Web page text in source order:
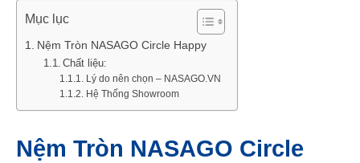
Mục lục
Nệm Tròn NASAGO Circle Happy
Chất liệu:
Lý do nên chọn – NASAGO.VN
Hệ Thống Showroom
Nệm Tròn NASAGO Circle